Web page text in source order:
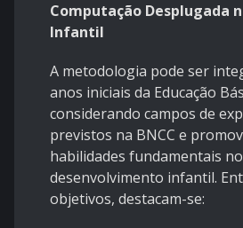
Computação Desplugada
Infantil
A metodologia pode ser
anos iniciais da Educação
considerando campos de
previstos na BNCC e
habilidades fundamentais no
desenvolvimento infantil.
objetivos, destacam-se: